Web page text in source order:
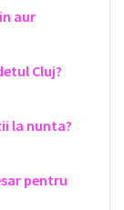
aur
Cluj?
la nunta?
pentru